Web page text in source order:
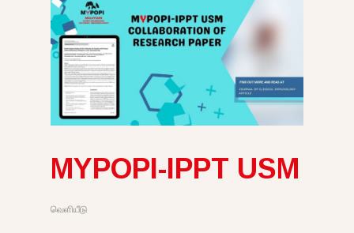
MYPOPI-IPPT USM
வெளியீடு